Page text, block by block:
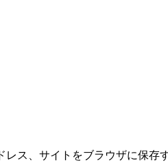
ス、サイトをブラウザに保存す